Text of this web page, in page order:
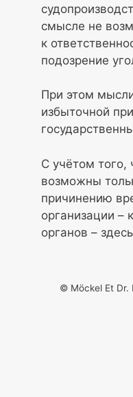
смысле не
к
подозрение
При этом
избыточной
С учётом того,
возможны
причинению
организации –
органов –
© Möckel Et Dr.